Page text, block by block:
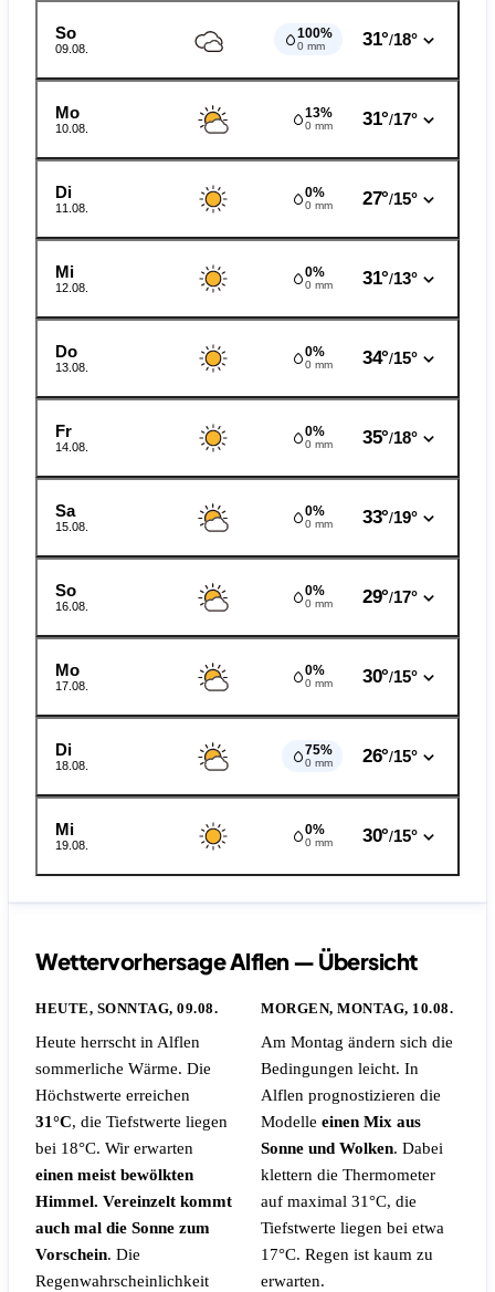
So
09.08.
100%
0 mm 31°/18°
Mo
10.08.
13%
0 mm 31°/17°
Di
11.08.
0%
0 mm 27°/15°
Mi
12.08.
0%
0 mm 31°/13°
Do
13.08.
0%
0 mm 34°/15°
Fr
14.08.
0%
0 mm 35°/18°
Sa
15.08.
0%
0 mm 33°/19°
So
16.08.
0%
0 mm 29°/17°
Mo
17.08.
0%
0 mm 30°/15°
Di
18.08.
75%
0 mm 26°/15°
Mi
19.08.
0%
0 mm 30°/15°
Wettervorhersage Alflen — Übersicht
HEUTE, SONNTAG, 09.08.
Heute herrscht in Alflen
sommerliche Wärme. Die
Höchstwerte erreichen
31°C, die Tiefstwerte liegen
bei 18°C. Wir erwarten
einen meist bewölkten
Himmel. Vereinzelt kommt
auch mal die Sonne zum
Vorschein. Die
Regenwahrscheinlichkeit
MORGEN, MONTAG, 10.08.
Am Montag ändern sich die
Bedingungen leicht. In
Alflen prognostizieren die
Modelle einen Mix aus
Sonne und Wolken. Dabei
klettern die Thermometer
auf maximal 31°C, die
Tiefstwerte liegen bei etwa
17°C. Regen ist kaum zu
erwarten.